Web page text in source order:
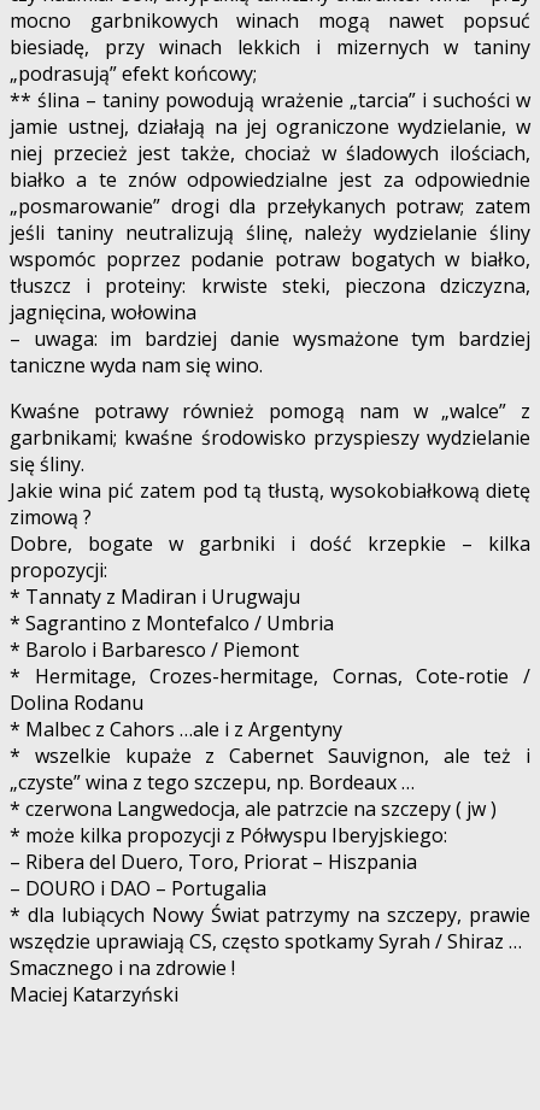
mocno garbnikowych winach mogą nawet popsuć
biesiadę, przy winach lekkich i mizernych w taniny
„podrasują” efekt końcowy;
** ślina – taniny powodują wrażenie „tarcia” i suchości w
jamie ustnej, działają na jej ograniczone wydzielanie, w
niej przecież jest także, chociaż w śladowych ilościach,
białko a te znów odpowiedzialne jest za odpowiednie
„posmarowanie” drogi dla przełykanych potraw; zatem
jeśli taniny neutralizują ślinę, należy wydzielanie śliny
wspomóc poprzez podanie potraw bogatych w białko,
tłuszcz i proteiny: krwiste steki, pieczona dziczyzna,
jagnięcina, wołowina
– uwaga: im bardziej danie wysmażone tym bardziej
taniczne wyda nam się wino.
Kwaśne potrawy również pomogą nam w „walce” z
garbnikami; kwaśne środowisko przyspieszy wydzielanie
się śliny.
Jakie wina pić zatem pod tą tłustą, wysokobiałkową dietę
zimową ?
Dobre, bogate w garbniki i dość krzepkie – kilka
propozycji:
* Tannaty z Madiran i Urugwaju
* Sagrantino z Montefalco / Umbria
* Barolo i Barbaresco / Piemont
* Hermitage, Crozes-hermitage, Cornas, Cote-rotie /
Dolina Rodanu
* Malbec z Cahors …ale i z Argentyny
* wszelkie kupaże z Cabernet Sauvignon, ale też i
„czyste” wina z tego szczepu, np. Bordeaux …
* czerwona Langwedocja, ale patrzcie na szczepy ( jw )
* może kilka propozycji z Półwyspu Iberyjskiego:
– Ribera del Duero, Toro, Priorat – Hiszpania
– DOURO i DAO – Portugalia
* dla lubiących Nowy Świat patrzymy na szczepy, prawie
wszędzie uprawiają CS, często spotkamy Syrah / Shiraz …
Smacznego i na zdrowie !
Maciej Katarzyński